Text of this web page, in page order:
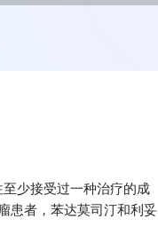
少接受过一种治疗的成
患者，苯达莫司汀和利妥